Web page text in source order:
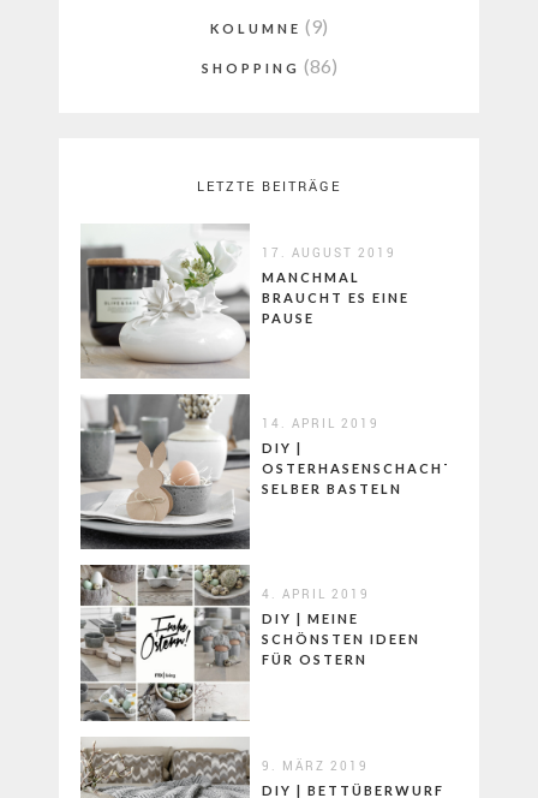
KOLUMNE (9)
SHOPPING (86)
LETZTE BEITRÄGE
17. AUGUST 2019
MANCHMAL
BRAUCHT ES EINE
PAUSE
14. APRIL 2019
DIY |
OSTERHASENSCHACHTELN
SELBER BASTELN
4. APRIL 2019
DIY | MEINE
SCHÖNSTEN IDEEN
FÜR OSTERN
9. MÄRZ 2019
DIY | BETTÜBERWURF